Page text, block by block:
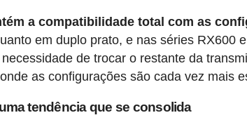
a compatibilidade total com as
em duplo prato, e nas séries RX600
de trocar o restante da
as configurações são cada vez mais
tendência que se consolida